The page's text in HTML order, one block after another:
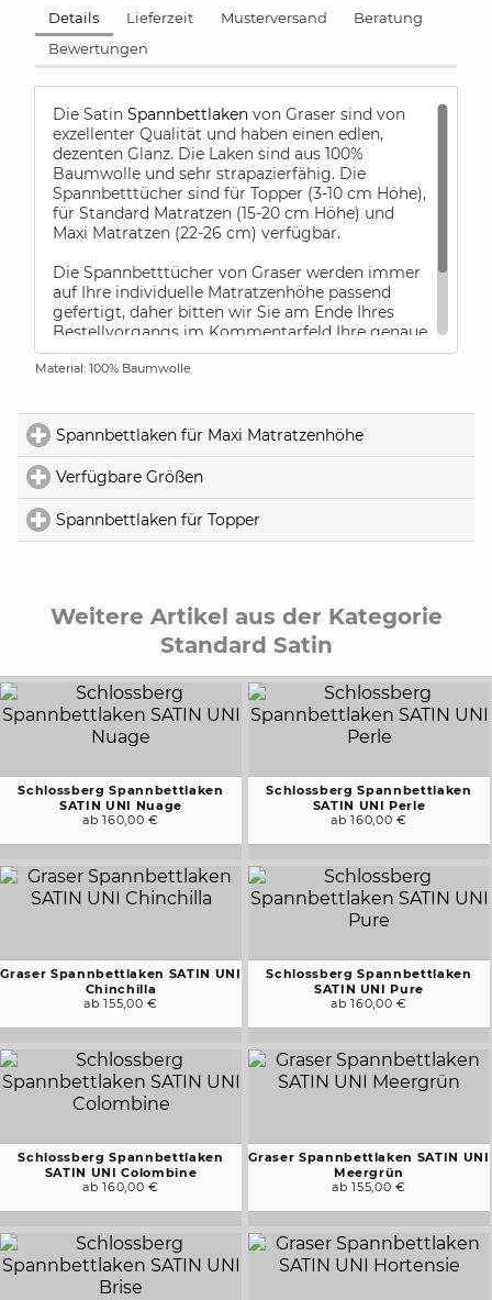
Details Lieferzeit Musterversand
Beratung
Bewertungen
Die Satin Spannbettlaken von Graser sind von
exzellenter Qualität und haben einen edlen,
dezenten Glanz. Die Laken sind aus 100%
Baumwolle und sehr strapazierfähig. Die
Spannbetttücher sind für Topper (3-10 cm Höhe),
für Standard Matratzen (15-20 cm Höhe) und
Maxi Matratzen (22-26 cm) verfügbar.
Die Spannbetttücher von Graser werden immer
auf Ihre individuelle Matratzenhöhe passend
gefertigt, daher bitten wir Sie am Ende Ihres
Bestellvorgangs im Kommentarfeld Ihre genaue
Matratzenhöhe anzugeben. Damit haben Sie die
Gewähr, dass die Spannbetttücher nach dem
Material: 100% Baumwolle
Spannbettlaken für Maxi Matratzenhöhe
Verfügbare Größen
Spannbettlaken für Topper
Weitere Artikel aus der Kategorie
Standard Satin
Schlossberg Spannbettlaken
SATIN UNI Nuage
ab 160,00 €
Schlossberg Spannbettlaken
SATIN UNI Perle
ab 160,00 €
Graser Spannbettlaken SATIN UNI
Chinchilla
ab 155,00 €
Schlossberg Spannbettlaken
SATIN UNI Pure
ab 160,00 €
Schlossberg Spannbettlaken
SATIN UNI Colombine
ab 160,00 €
Graser Spannbettlaken SATIN UNI
Meergrün
ab 155,00 €